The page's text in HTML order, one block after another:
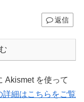
返信
Akismet を使って
詳細はこちらをご覧